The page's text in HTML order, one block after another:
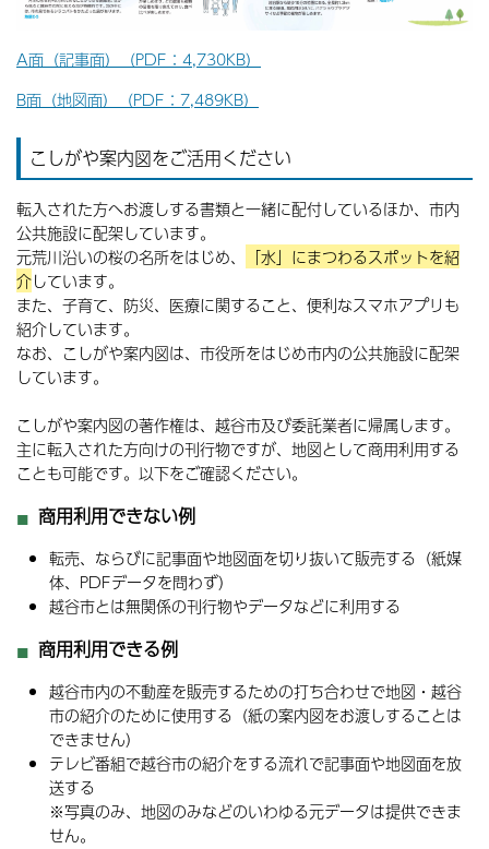
A面（記事面）（PDF：4,730KB）
B面（地図面）（PDF：7,489KB）
こしがや案内図をご活用ください
転入された方へお渡しする書類と一緒に配付しているほか、市内
公共施設に配架しています。
元荒川沿いの桜の名所をはじめ、
「水」にまつわるスポットを紹
介しています。
また、子育て、防災、医療に関すること、便利なスマホアプリも
紹介しています。
なお、こしがや案内図は、市役所をはじめ市内の公共施設に配架
しています。
こしがや案内図の著作権は、越谷市及び委託業者に帰属します。
主に転入された方向けの刊行物ですが、地図として商用利用する
ことも可能です。以下をご確認ください。
商用利用できない例
転売、ならびに記事面や地図面を切り抜いて販売する（紙媒
体、PDFデータを問わず）
越谷市とは無関係の刊行物やデータなどに利用する
商用利用できる例
越谷市内の不動産を販売するための打ち合わせで地図・越谷
市の紹介のために使用する（紙の案内図をお渡しすることは
できません）
テレビ番組で越谷市の紹介をする流れで記事面や地図面を放
送する
※写真のみ、地図のみなどのいわゆる元データは提供できま
せん。